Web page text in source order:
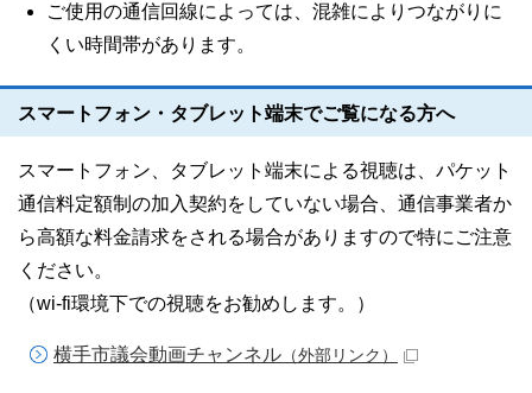
ご使用の通信回線によっては、混雑によりつながりに
くい時間帯があります。
スマートフォン・タブレット端末でご覧になる方へ
スマートフォン、タブレット端末による視聴は、パケット
通信料定額制の加入契約をしていない場合、通信事業者か
ら高額な料金請求をされる場合がありますので特にご注意
ください。
（wi-fi環境下での視聴をお勧めします。）
横手市議会動画チャンネル （外部リンク）